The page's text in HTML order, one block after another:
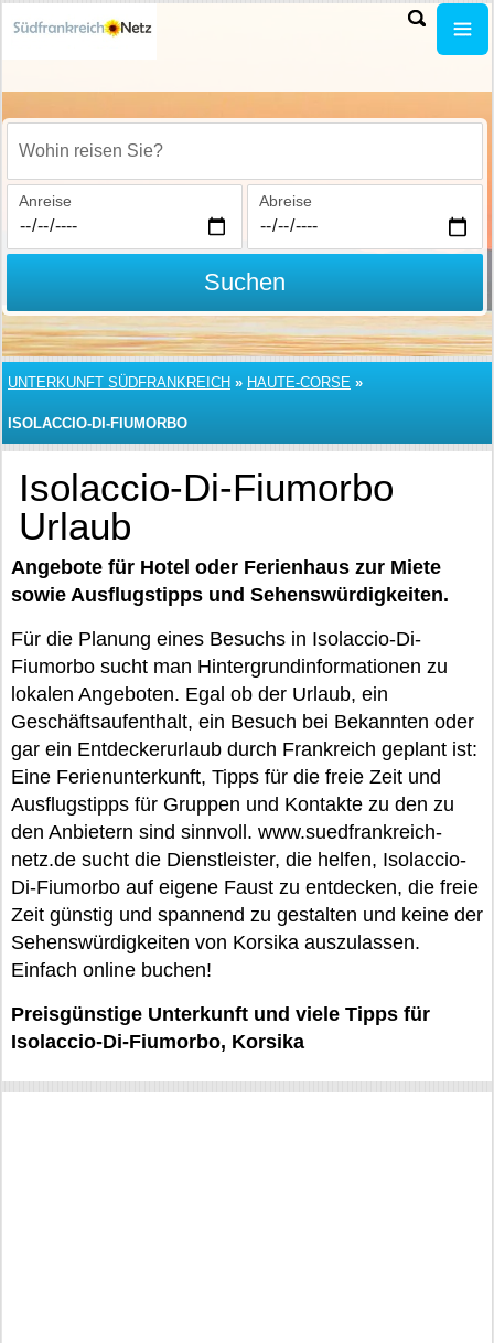
Wohin reisen Sie?
Anreise Abreise
Suchen
UNTERKUNFT SÜDFRANKREICH » HAUTE-CORSE »
ISOLACCIO-DI-FIUMORBO
Isolaccio-Di-Fiumorbo
Urlaub
Angebote für Hotel oder Ferienhaus zur Miete
sowie Ausflugstipps und Sehenswürdigkeiten.
Für die Planung eines Besuchs in Isolaccio-Di-
Fiumorbo sucht man Hintergrundinformationen zu
lokalen Angeboten. Egal ob der Urlaub, ein
Geschäftsaufenthalt, ein Besuch bei Bekannten oder
gar ein Entdeckerurlaub durch Frankreich geplant ist:
Eine Ferienunterkunft, Tipps für die freie Zeit und
Ausflugstipps für Gruppen und Kontakte zu den zu
den Anbietern sind sinnvoll. www.suedfrankreich-
netz.de sucht die Dienstleister, die helfen, Isolaccio-
Di-Fiumorbo auf eigene Faust zu entdecken, die freie
Zeit günstig und spannend zu gestalten und keine der
Sehenswürdigkeiten von Korsika auszulassen.
Einfach online buchen!
Preisgünstige Unterkunft und viele Tipps für
Isolaccio-Di-Fiumorbo, Korsika